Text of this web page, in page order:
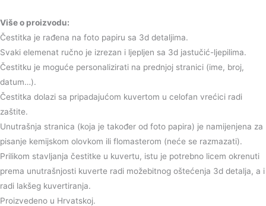
Više o proizvodu:
Čestitka je rađena na foto papiru sa 3d detaljima.
Svaki elemenat ručno je izrezan i ljepljen sa 3d jastučić-ljepilima.
Čestitku je moguće personalizirati na prednjoj stranici (ime, broj,
datum…).
Čestitka dolazi sa pripadajućom kuvertom u celofan vrećici radi
zaštite.
Unutrašnja stranica (koja je također od foto papira) je namijenjena za
pisanje kemijskom olovkom ili flomasterom (neće se razmazati).
Prilikom stavljanja čestitke u kuvertu, istu je potrebno licem okrenuti
prema unutrašnjosti kuverte radi možebitnog oštećenja 3d detalja, a i
radi lakšeg kuvertiranja.
Proizvedeno u Hrvatskoj.